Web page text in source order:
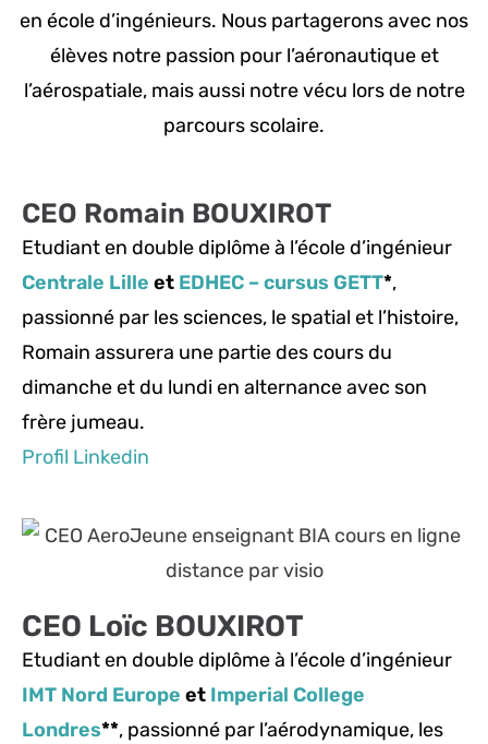
en école d’ingénieurs. Nous partagerons avec nos
élèves notre passion pour l’aéronautique et
l’aérospatiale, mais aussi notre vécu lors de notre
parcours scolaire.
CEO Romain BOUXIROT
Etudiant en double diplôme à l’école d’ingénieur
Centrale Lille et EDHEC – cursus GETT*,
passionné par les sciences, le spatial et l’histoire,
Romain assurera une partie des cours du
dimanche et du lundi en alternance avec son
frère jumeau.
Profil Linkedin
CEO Loïc BOUXIROT
Etudiant en double diplôme à l’école d’ingénieur
IMT Nord Europe et Imperial College
Londres**, passionné par l’aérodynamique, les